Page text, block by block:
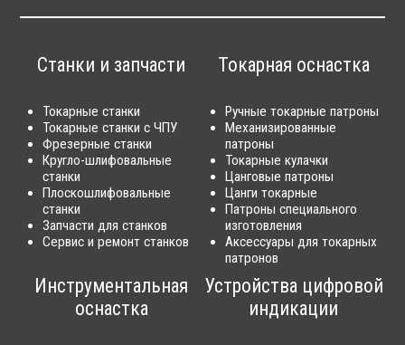
Станки и запчасти
Токарные станки
Токарные станки с ЧПУ
Фрезерные станки
Кругло-шлифовальные
станки
Плоскошлифовальные
станки
Запчасти для станков
Сервис и ремонт станков
Токарная оснастка
Ручные токарные патроны
Механизированные
патроны
Токарные кулачки
Цанговые патроны
Цанги токарные
Патроны специального
изготовления
Аксессуары для токарных
патронов
Инструментальная
оснастка
Устройства цифровой
индикации